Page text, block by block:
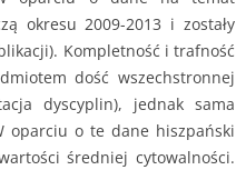
okresu 2009-2013 i zostały
Kompletność i trafność
dość wszechstronnej
dyscyplin), jednak sama
oparciu o te dane hiszpański
średniej cytowalności.